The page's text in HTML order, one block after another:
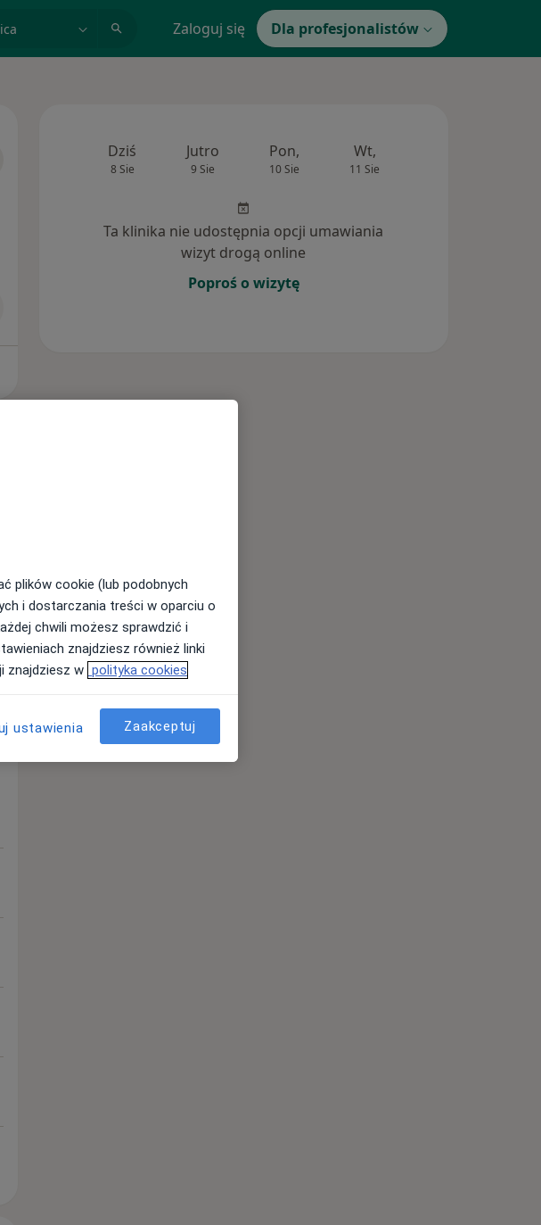
Zaloguj się Dla profesjonalistów
Dziś
8 Sie
Jutro
9 Sie
Pon,
10 Sie
Wt,
11 Sie
Ta klinika nie udostępnia opcji umawiania
wizyt drogą online
Poproś o wizytę
plików cookie (lub podobnych
i dostarczania treści w oparciu o
chwili możesz sprawdzić i
znajdziesz również linki
znajdziesz w polityka cookies
ustawienia Zaakceptuj